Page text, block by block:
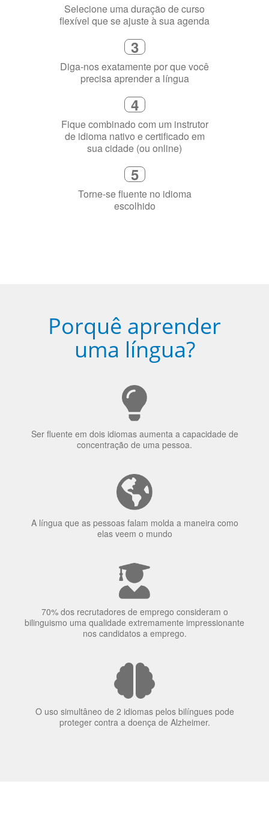
Selecione uma duração de curso
flexível que se ajuste à sua agenda
3
Diga-nos exatamente por que você
precisa aprender a língua
4
Fique combinado com um instrutor
de idioma nativo e certificado em
sua cidade (ou online)
5
Torne-se fluente no idioma
escolhido
Porquê aprender
uma língua?
Ser fluente em dois idiomas aumenta a capacidade de
concentração de uma pessoa.
A língua que as pessoas falam molda a maneira como
elas veem o mundo
70% dos recrutadores de emprego consideram o
bilinguismo uma qualidade extremamente impressionante
nos candidatos a emprego.
O uso simultâneo de 2 idiomas pelos bilíngues pode
proteger contra a doença de Alzheimer.